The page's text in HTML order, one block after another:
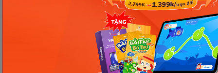
Các Bài Viết Mới Nhất